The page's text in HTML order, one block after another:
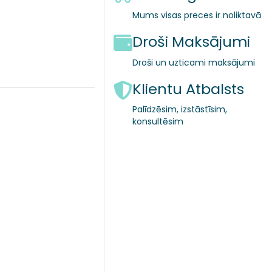
Mums visas preces ir noliktavā
Droši Maksājumi
Droši un uzticami maksājumi
Klientu Atbalsts
Palīdzēsim, izstāstīsim,
konsultēsim